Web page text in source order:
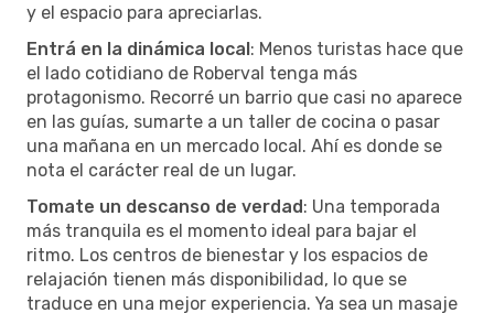
y el espacio para apreciarlas.
Entrá en la dinámica local: Menos turistas hace que
el lado cotidiano de Roberval tenga más
protagonismo. Recorré un barrio que casi no aparece
en las guías, sumarte a un taller de cocina o pasar
una mañana en un mercado local. Ahí es donde se
nota el carácter real de un lugar.
Tomate un descanso de verdad: Una temporada
más tranquila es el momento ideal para bajar el
ritmo. Los centros de bienestar y los espacios de
relajación tienen más disponibilidad, lo que se
traduce en una mejor experiencia. Ya sea un masaje